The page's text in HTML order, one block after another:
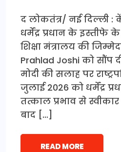
द लोकतंत्र/ नई दिल्ली :
धर्मेंद्र प्रधान के इस्तीफे
शिक्षा मंत्रालय की
Prahlad Joshi को सौंप दी
मोदी की सलाह पर
जुलाई 2026 को धर्मेंद्र
तत्काल प्रभाव से
बाद […]
READ MORE